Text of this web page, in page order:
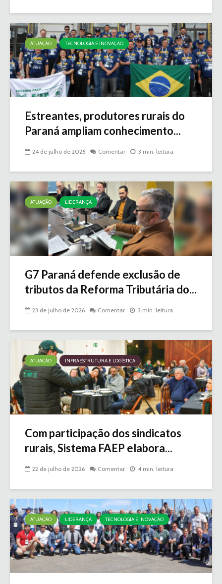
ATUAÇÃO TECNOLOGIA E INOVAÇÃO
Estreantes, produtores rurais do
Paraná ampliam conhecimento...
24 de julho de 2026 Comentar 3 min. leitura
ATUAÇÃO LIDERANÇA
G7 Paraná defende exclusão de
tributos da Reforma Tributária do...
23 de julho de 2026 Comentar 3 min. leitura
ATUAÇÃO INFRAESTRUTURA E LOGÍSTICA
Com participação dos sindicatos
rurais, Sistema FAEP elabora...
22 de julho de 2026 Comentar 4 min. leitura
ATUAÇÃO LIDERANÇA TECNOLOGIA E INOVAÇÃO